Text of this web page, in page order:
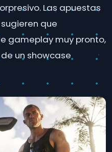
Las apuestas
que
gameplay muy pronto,
un showcase